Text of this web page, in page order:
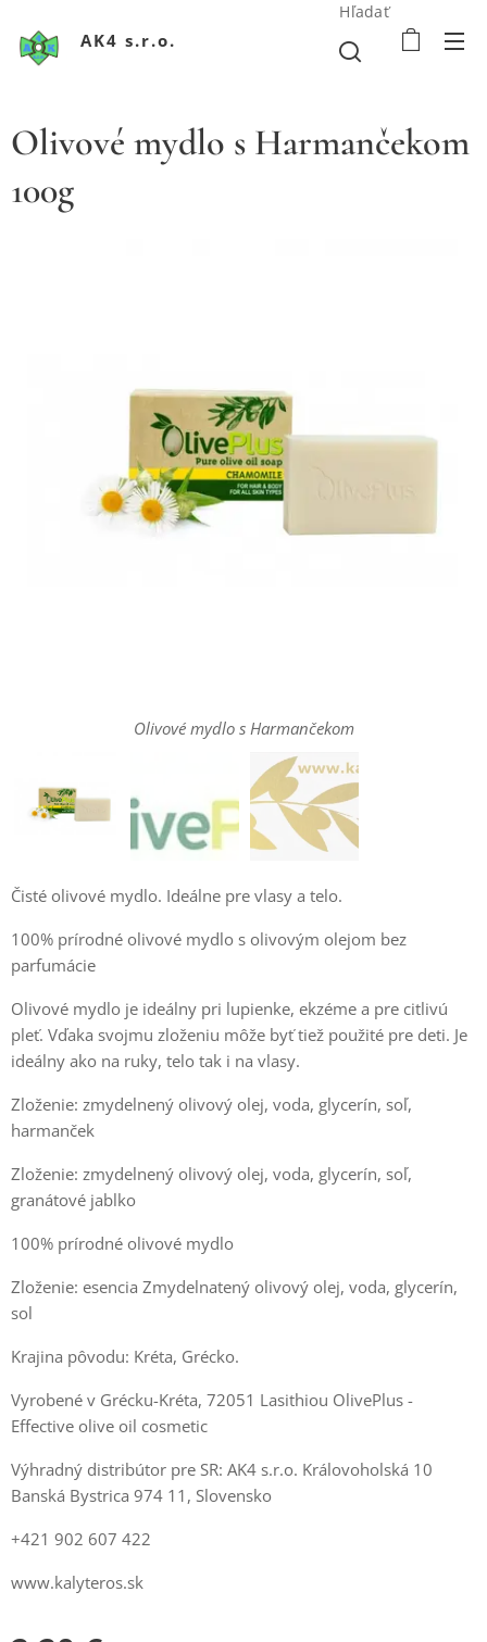
AK4 s.r.o.
Hľadať
Olivové mydlo s Harmančekom
100g
Olivové mydlo s Harmančekom
Olivové mydlo s Harmančekom
Čisté olivové mydlo. Ideálne pre vlasy a telo.
100% prírodné olivové mydlo s olivovým olejom bez
parfumácie
Olivové mydlo je ideálny pri lupienke, ekzéme a pre citlivú
pleť. Vďaka svojmu zloženiu môže byť tiež použité pre deti. Je
ideálny ako na ruky, telo tak i na vlasy.
Zloženie: zmydelnený olivový olej, voda, glycerín, soľ,
harmanček
Zloženie: zmydelnený olivový olej, voda, glycerín, soľ,
granátové jablko
100% prírodné olivové mydlo
Zloženie: esencia Zmydelnatený olivový olej, voda, glycerín,
sol
Krajina pôvodu: Kréta, Grécko.
Vyrobené v Grécku-Kréta, 72051 Lasithiou OlivePlus -
Effective olive oil cosmetic
Výhradný distribútor pre SR: AK4 s.r.o. Královoholská 10
Banská Bystrica 974 11, Slovensko
+421 902 607 422
www.kalyteros.sk